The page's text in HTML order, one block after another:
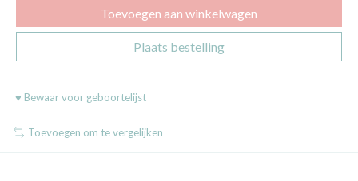
Toevoegen aan winkelwagen
Plaats bestelling
♥ Bewaar voor geboortelijst
Toevoegen om te vergelijken